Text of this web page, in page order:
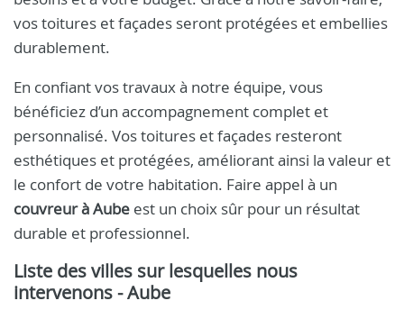
vos toitures et façades seront protégées et embellies
durablement.
En confiant vos travaux à notre équipe, vous
bénéficiez d’un accompagnement complet et
personnalisé. Vos toitures et façades resteront
esthétiques et protégées, améliorant ainsi la valeur et
le confort de votre habitation. Faire appel à un
couvreur à Aube est un choix sûr pour un résultat
durable et professionnel.
Liste des villes sur lesquelles nous
intervenons - Aube